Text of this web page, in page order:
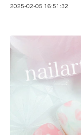
2025-02-05 16:51:32